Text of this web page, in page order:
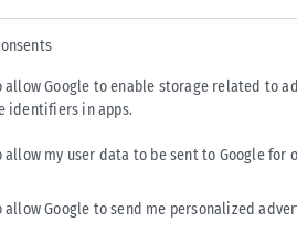
allow Google to enable storage related to
identifiers in apps.
allow my user data to be sent to Google for
allow Google to send me personalized
πλαίσιο